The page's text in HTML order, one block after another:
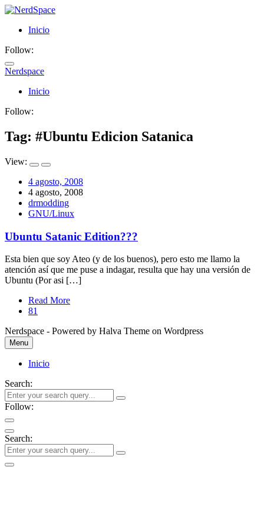
Inicio
Follow:
Nerdspace
NerdSpace
Inicio
Follow:
Tag: #Ubuntu Edicion Satanica
View:
4 agosto, 2008
4 agosto, 2008
drmodding
GNU/Linux
Ubuntu Satanic Edition???
Esta bien que soy Ateo (y de los buenos), pero esto me llamo la
atención así que me puse a indagar, resulta que hay una versión de
Ubuntu (Por asi […]
Read More
81
Nerdspace - Powered by Halva Theme on Wordpress
Menu
Inicio
Search:
Follow:
Search: